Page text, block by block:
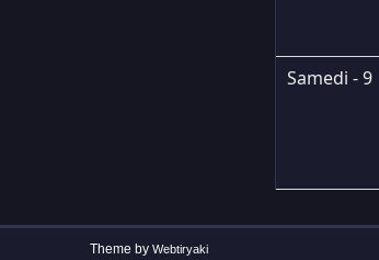
Samedi - 9
Theme byWebtiryaki